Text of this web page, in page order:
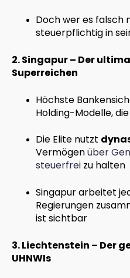
Doch wer es falsch
steuerpflichtig in
2. Singapur – Der
Superreichen
Höchste
Holding-Modelle,
Die Elite nutzt
Vermögenüber
steuerfrei zu halten
Singapur arbeitet
Regierungen
ist sichtbar
3. Liechtenstein – Der
UHNWIs